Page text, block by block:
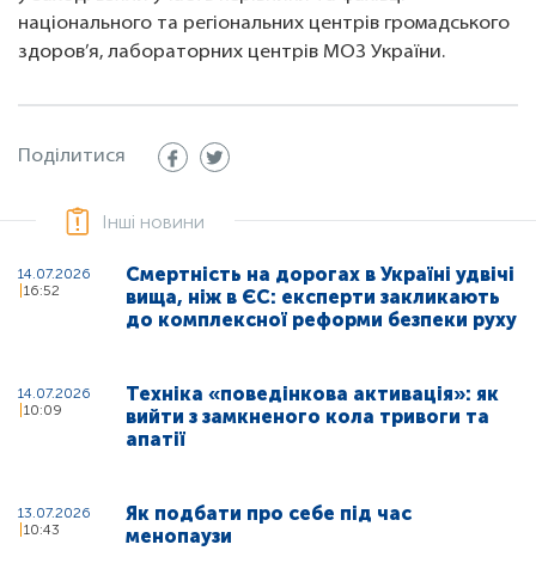
національного та регіональних центрів громадського
здоров’я, лабораторних центрів МОЗ України.
Поділитися
Інші новини
14.07.2026
16:52
Смертність на дорогах в Україні удвічі
вища, ніж в ЄС: експерти закликають
до комплексної реформи безпеки руху
14.07.2026
10:09
Техніка «поведінкова активація»: як
вийти з замкненого кола тривоги та
апатії
13.07.2026
10:43
Як подбати про себе під час
менопаузи